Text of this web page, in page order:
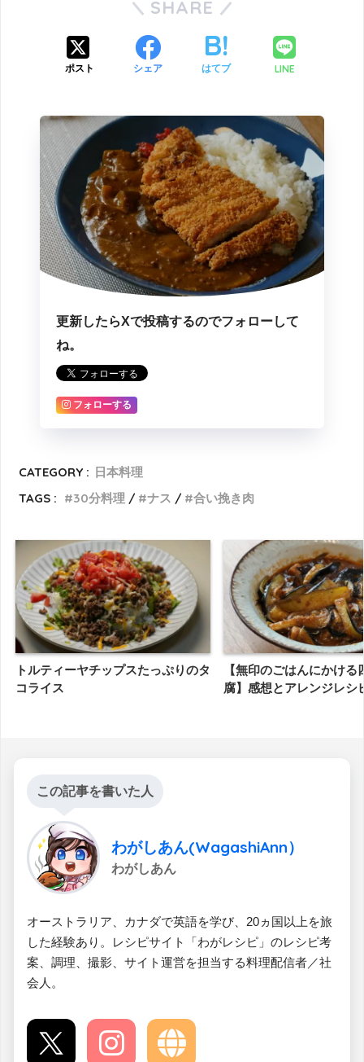
SHARE
ポスト シェア はてブ LINE
更新したらXで投稿するのでフォローして
ね。
フォローする
CATEGORY : 日本料理
TAGS :
30分料理 ナス 合い挽き肉
トルティーヤチップスたっぷりのタ
コライス
【無印のごはんにかける
腐】感想とアレンジレシ
この記事を書いた人
わがしあん(WagashiAnn）
わがしあん
オーストラリア、カナダで英語を学び、20ヵ国以上を旅
した経験あり。レシピサイト「わがレシピ」のレシピ考
案、調理、撮影、サイト運営を担当する料理配信者／社
会人。